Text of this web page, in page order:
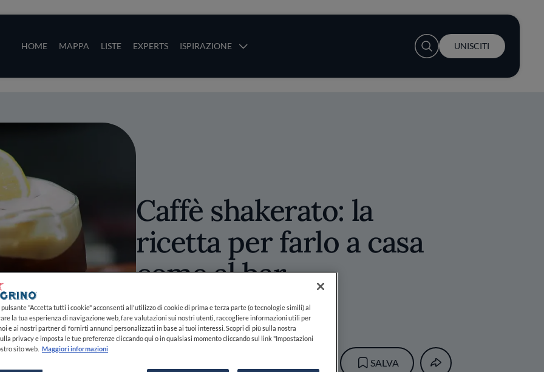
HOME MAPPA LISTE EXPERTS ISPIRAZIONE
User account menu
UNISCITI
Caffè shakerato: la
ricetta per farlo a casa
come al bar
08 LUG 2021
SALVA
"Accetta tutti i cookie" acconsenti all'utilizzo di cookie di prima e terza parte (o tecnologie simili) al
la tua esperienza di navigazione web, fare valutazioni sui nostri utenti, raccogliere informazioni utili per
e ai nostri partner di fornirti annunci personalizzati in base ai tuoi interessi. Scopri di più sulla nostra
privacy e imposta le tue preferenze cliccando qui o in qualsiasi momento cliccando sul link "Impostazioni
sito web. Maggiori informazioni